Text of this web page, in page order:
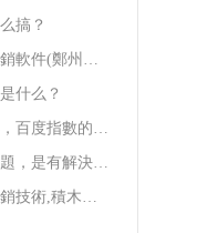
搞？
鄭州網絡推廣營銷軟件(鄭州自媒體網絡推廣公司)
什么？
網絡推廣小工具，百度指數的價值
百度投流方向問題，是有解決方案的
鄭州百度網絡營銷技術,積木魚的好處